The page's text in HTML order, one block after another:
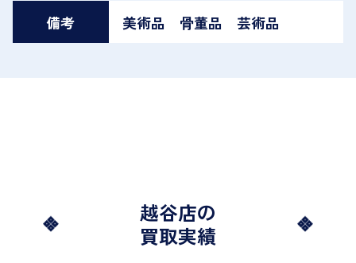
備考 美術品 骨董品 芸術品
越谷店の
買取実績